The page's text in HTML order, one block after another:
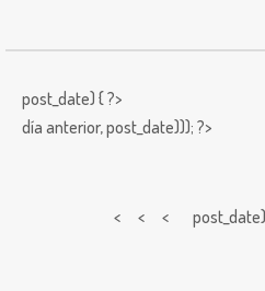
post_date) { ?>
día anterior,post_date))); ?>
< < <